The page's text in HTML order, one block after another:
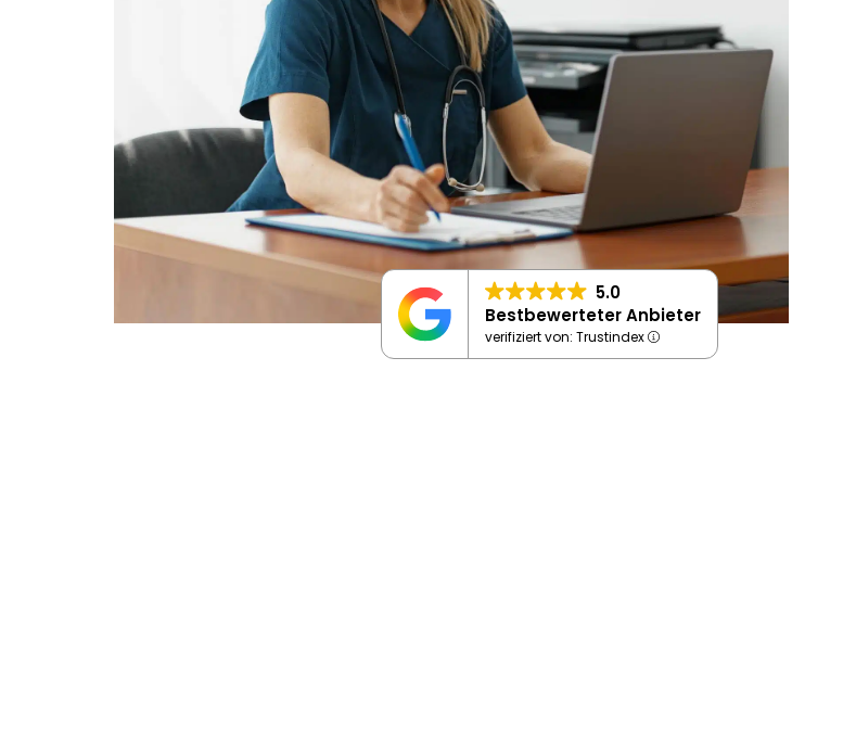
5.0
Bestbewerteter Anbieter
verifiziert von: Trustindex